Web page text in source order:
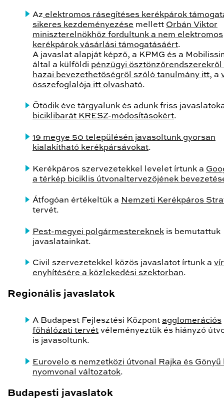
Az elektromos rásegítéses kerékpárok
sikeres kezdeményezése mellett Orbán Viktor
miniszterelnökhöz fordultunk a nem elektromos
kerékpárok vásárlási támogatásáért.
A javaslat alapját képző, a KPMG és a
által a külföldi pénzügyi ösztönzőrendszerekről
hazai bevezethetőségről szóló tanulmány itt, a
összefoglalója itt olvasható.
Ötödik éve tárgyalunk és adunk friss
biciklibarát KRESZ-módosításokért.
19 megye 50 településén javasoltunk gyorsan
kialakítható kerékpársávokat.
Kerékpáros szervezetekkel levelet írtunk a
a térkép biciklis útvonaltervezőjének
Átfogóan értékeltük a Nemzeti Kerékpáros
tervét.
Pest-megyei polgármestereknek is bemutattuk
javaslatainkat.
Civil szervezetekkel közös javaslatot írtunk a
enyhítésére a közlekedési szektorban.
Regionális javaslatok
A Budapest Fejlesztési Központ agglomerációs
főhálózati tervét véleményeztük és hiányzó
is javasoltunk.
Eurovelo 6 nemzetközi útvonal Rajka és Gönyű
nyomvonal változatok.
Budapesti javaslatok